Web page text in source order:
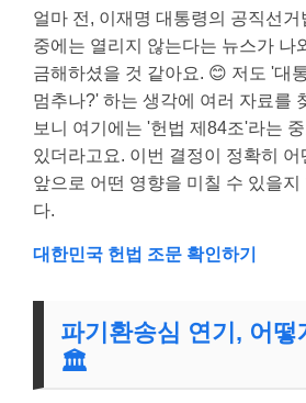
얼마 전, 이재명 대통령의 공직선거
중에는 열리지 않는다는 뉴스가 나
금해하셨을 것 같아요. 😊 저도 '대
멈추나?' 하는 생각에 여러 자료를
보니 여기에는 '헌법 제84조'라는
있더라고요. 이번 결정이 정확히 어
앞으로 어떤 영향을 미칠 수 있을지
다.
대한민국 헌법 조문 확인하기
파기환송심 연기, 어
🏛️